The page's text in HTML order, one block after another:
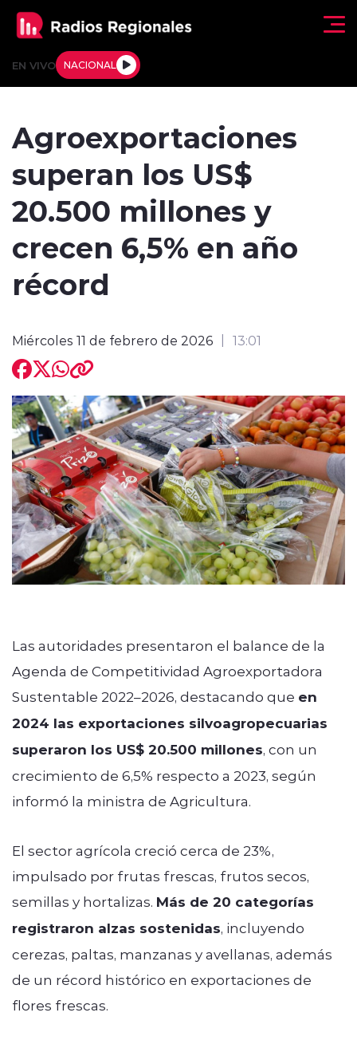
EN VIVO NACIONAL
Actualidad
Tendencias
Internacional
Entrevistas
modo claro
Agroexportaciones
superan los US$
20.500 millones y
crecen 6,5% en año
récord
Miércoles 11 de febrero de 2026 13:01
Las autoridades presentaron el balance de la
Agenda de Competitividad Agroexportadora
Sustentable 2022–2026, destacando que en
2024 las exportaciones silvoagropecuarias
superaron los US$ 20.500 millones, con un
crecimiento de 6,5% respecto a 2023, según
informó la ministra de Agricultura.
El sector agrícola creció cerca de 23%,
impulsado por frutas frescas, frutos secos,
semillas y hortalizas. Más de 20 categorías
registraron alzas sostenidas, incluyendo
cerezas, paltas, manzanas y avellanas, además
de un récord histórico en exportaciones de
flores frescas.